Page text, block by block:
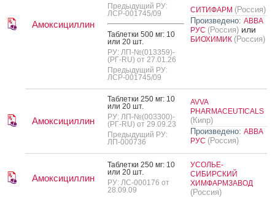
Амоксициллин
Предыдущий РУ:
ЛСР-001745/09
Таб­летки 500 мг: 10
или 20 шт.
РУ: ЛП-№(013359)-
(РГ-RU) от 27.01.26
Предыдущий РУ:
ЛСР-001745/09
СИТИФАРМ (Россия)
Произведено: АВВА
РУС (Россия) или
БИОХИМИК (Россия)
Амоксициллин
Таб­летки 250 мг: 10
или 20 шт.
РУ: ЛП-№(003300)-
(РГ-RU) от 29.09.23
Предыдущий РУ:
ЛП-000736
AVVA
PHARMACEUTICALS
(Кипр)
Произведено: АВВА
РУС (Россия)
Амоксициллин
Таб­летки 250 мг: 10
или 20 шт.
РУ: ЛС-000176 от
28.09.09
УСОЛЬЕ-
СИБИРСКИЙ
ХИМФАРМЗАВОД
(Россия)